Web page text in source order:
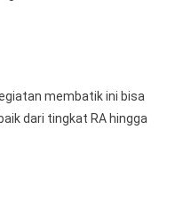
membatik ini bisa
dari tingkat RA hingga